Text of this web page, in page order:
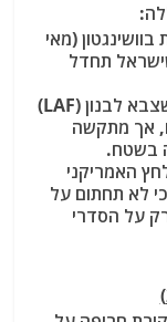
(מאי
שישראל תחדל
חיזוק צבא לבנון: הממשלה מציעה שצבא לבנון (LAF)
אך מתקשה
בשטח.
האמריקני
לא תחתום על
על הסדרי